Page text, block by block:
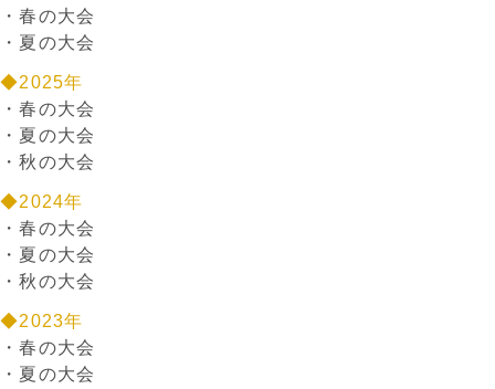
・春の大会
・ 夏の大会
◆2025年
・春の大会
・ 夏の大会
・秋の大会
◆2024年
・春の大会
・ 夏の大会
・秋の大会
◆2023年
・春の大会
・ 夏の大会